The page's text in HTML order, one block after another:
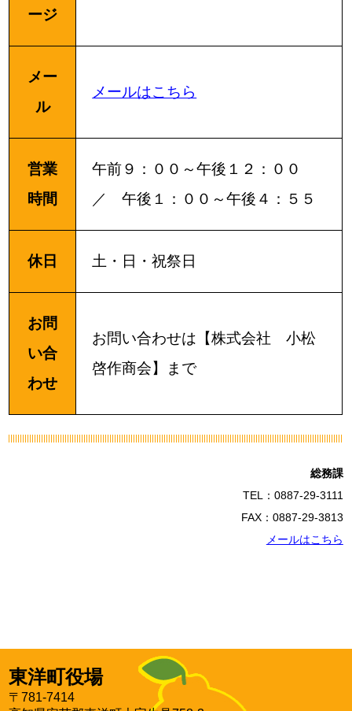
ージ
メー
ル
メールはこちら
営業
時間
午前９：００～午後１２：００
／ 午後１：００～午後４：５５
休日 土・日・祝祭日
お問
い合
わせ
お問い合わせは【株式会社 小松
啓作商会】まで
総務課
TEL：0887-29-3111
FAX：0887-29-3813
メールはこちら
東洋町役場
〒781-7414